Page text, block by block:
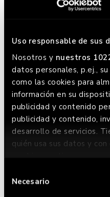
Uso responsable de sus
Nosotros y nuestros
datos personales, p.ej.,
como las cookies para
información en su
publicidad y contenido
publicidad y contenido,
desarrollo de servicios.
quién usa sus datos y
cambiar o retirar su
en el Menú de
deNecesario
MÁS S-